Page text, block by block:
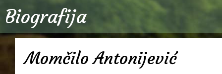
Biografija
Momčilo Antonijević